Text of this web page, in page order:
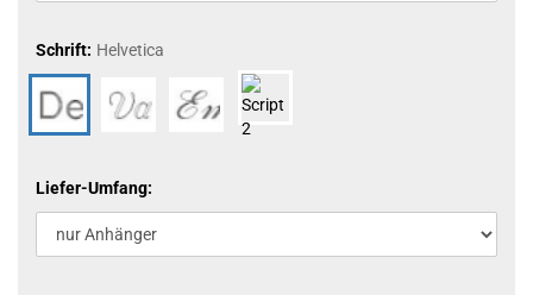
Schrift: Helvetica
Liefer-Umfang: